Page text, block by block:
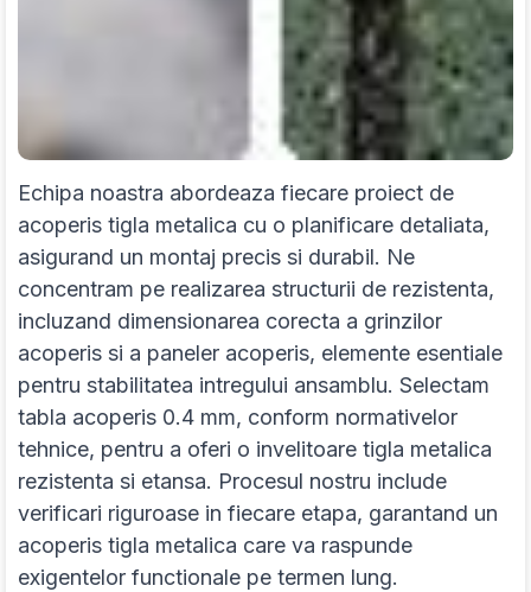
Echipa noastra abordeaza fiecare proiect de
acoperis tigla metalica cu o planificare detaliata,
asigurand un montaj precis si durabil. Ne
concentram pe realizarea structurii de rezistenta,
incluzand dimensionarea corecta a grinzilor
acoperis si a paneler acoperis, elemente esentiale
pentru stabilitatea intregului ansamblu. Selectam
tabla acoperis 0.4 mm, conform normativelor
tehnice, pentru a oferi o invelitoare tigla metalica
rezistenta si etansa. Procesul nostru include
verificari riguroase in fiecare etapa, garantand un
acoperis tigla metalica care va raspunde
exigentelor functionale pe termen lung.